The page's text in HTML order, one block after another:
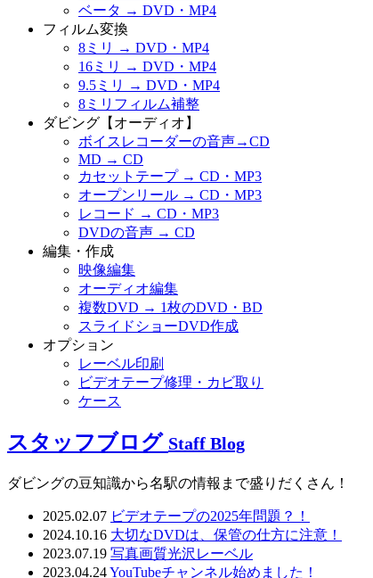
ベータ → DVD・MP4
フィルム変換
8ミリ → DVD・MP4
16ミリ → DVD・MP4
9.5ミリ → DVD・MP4
8ミリフィルム補整
ダビング【オーディオ】
ボイスレコーダーの音声→CD
MD → CD
カセットテープ → CD・MP3
オープンリール → CD・MP3
レコード → CD・MP3
DVDの音声 → CD
編集・作成
映像編集
オーディオ編集
複数DVD → 1枚のDVD・BD
スライドショーDVD作成
オプション
レーベル印刷
ビデオテープ修理・カビ取り
ケース
スタッフブログ Staff Blog
ダビングの豆知識から名駅の情報まで盛りだくさん！
2025.02.07 ビデオテープの2025年問題？！
2024.10.16 大切なDVDは、保管の仕方に注意！
2023.07.19 写真画質光沢レーベル
2023.04.24YouTubeチャンネル始めました！